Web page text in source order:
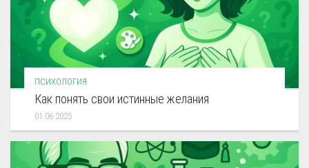
ПСИХОЛОГИЯ
Как понять свои истинные желания
01.06.2025